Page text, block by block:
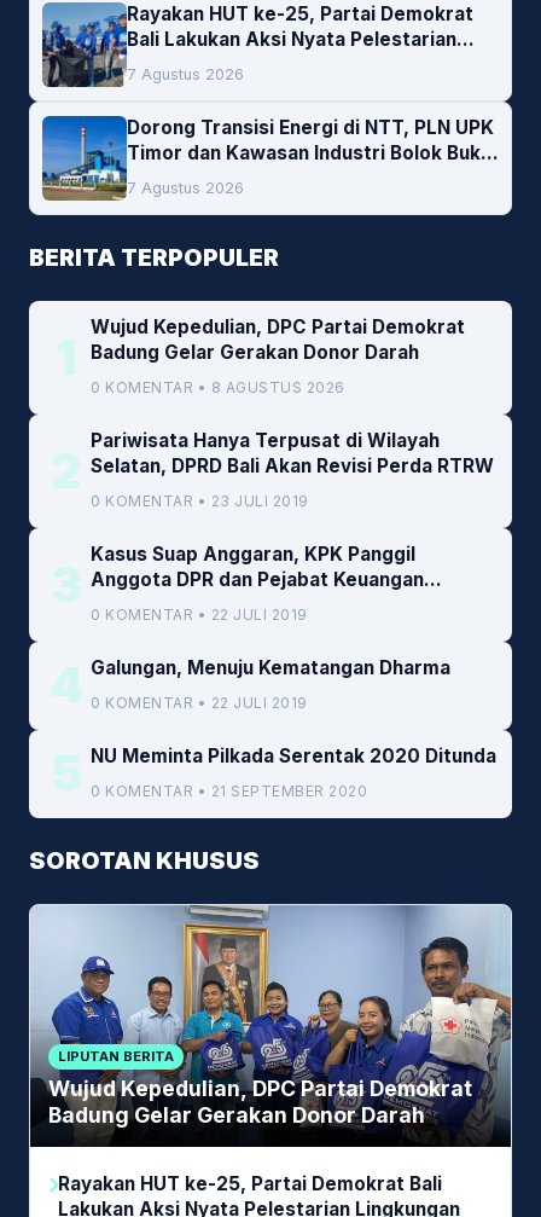
Rayakan HUT ke-25, Partai Demokrat
Bali Lakukan Aksi Nyata Pelestarian
Lingkungan
7 Agustus 2026
Dorong Transisi Energi di NTT, PLN UPK
Timor dan Kawasan Industri Bolok Buka
Peluang Investasi Woodchip untuk
Cofiring PLTU Bolok
7 Agustus 2026
BERITA TERPOPULER
1
Wujud Kepedulian, DPC Partai Demokrat
Badung Gelar Gerakan Donor Darah
0 KOMENTAR • 8 AGUSTUS 2026
2
Pariwisata Hanya Terpusat di Wilayah
Selatan, DPRD Bali Akan Revisi Perda RTRW
0 KOMENTAR • 23 JULI 2019
3
Kasus Suap Anggaran, KPK Panggil
Anggota DPR dan Pejabat Keuangan
Kemenkeu
0 KOMENTAR • 22 JULI 2019
4 Galungan, Menuju Kematangan Dharma
0 KOMENTAR • 22 JULI 2019
5 NU Meminta Pilkada Serentak 2020 Ditunda
0 KOMENTAR • 21 SEPTEMBER 2020
SOROTAN KHUSUS
LIPUTAN BERITA
Wujud Kepedulian, DPC Partai Demokrat
Badung Gelar Gerakan Donor Darah
Rayakan HUT ke-25, Partai Demokrat Bali
Lakukan Aksi Nyata Pelestarian Lingkungan